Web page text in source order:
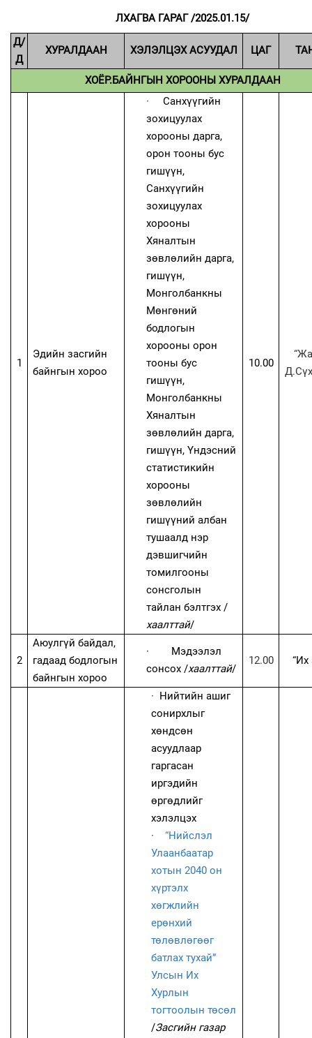
ЛХАГВА ГАРАГ /2025.01.15/
Д/
Д
ХУРАЛДААН ХЭЛЭЛЦЭХ АСУУДАЛ ЦАГ
ХОЁР.БАЙНГЫН ХОРООНЫ ХУРАЛДААН
1
Эдийн засгийн
байнгын хороо
·
Санхүүгийн
зохицуулах
хорооны дарга,
орон тооны бус
гишүүн,
Санхүүгийн
зохицуулах
хорооны
Хяналтын
зөвлөлийн дарга,
гишүүн,
Монголбанкны
Мөнгөний
бодлогын
хорооны орон
тооны бус
гишүүн,
Монголбанкны
Хяналтын
зөвлөлийн дарга,
гишүүн, Үндэсний
статистикийн
хорооны
зөвлөлийн
гишүүний албан
тушаалд нэр
дэвшигчийн
томилгооны
сонсголын
тайлан бэлтгэх /
хаалттай/
10.00
2
Аюулгүй байдал,
гадаад бодлогын
байнгын хороо
·
Мэдээлэл
сонсох /хаалттай/
12.00 “Их
·
Нийтийн ашиг
сонирхлыг
хөндсөн
асуудлаар
гаргасан
иргэдийн
өргөдлийг
хэлэлцэх
·
“Нийслэл
Улаанбаатар
хотын 2040 он
хүртэлх
хөгжлийн
ерөнхий
төлөвлөгөөг
батлах тухай”
Улсын Их
Хурлын
тогтоолын төсөл
/Засгийн газар